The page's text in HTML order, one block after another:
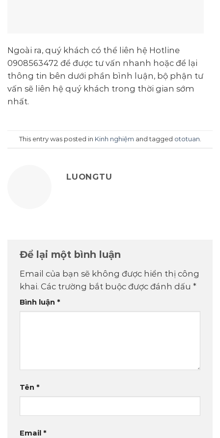
Ngoài ra, quý khách có thể liên hệ Hotline
0908563472 để được tư vấn nhanh hoặc để lại
thông tin bên dưới phần bình luận, bộ phận tư
vấn sẽ liên hệ quý khách trong thời gian sớm
nhất.
This entry was posted in Kinh nghiệm and tagged ototuan.
LUONGTU
Để lại một bình luận
Email của bạn sẽ không được hiển thị công
khai. Các trường bắt buộc được đánh dấu *
Bình luận *
Tên *
Email *